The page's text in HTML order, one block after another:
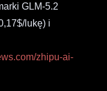
GLM-5.2
lukę) i
zhipu-ai-